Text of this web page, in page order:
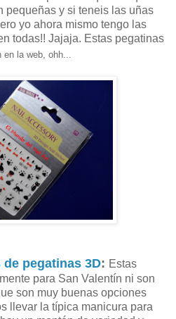
pequeñas y si teneis las uñas
yo ahora mismo tengo las
todas!! Jajaja. Estas pegatinas
en la web , ohh...
de pegatinas 3D: Estas
para San Valentín ni son
son muy buenas opciones
llevar la típica manicura para